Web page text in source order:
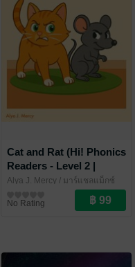
Cat and Rat (Hi! Phonics
Readers - Level 2 |
Includes QR Code
Alya J. Mercy / มาร์แชลแม็กซ์
วรรณกรรมเด็ก (6-12 ปี)
No Rating